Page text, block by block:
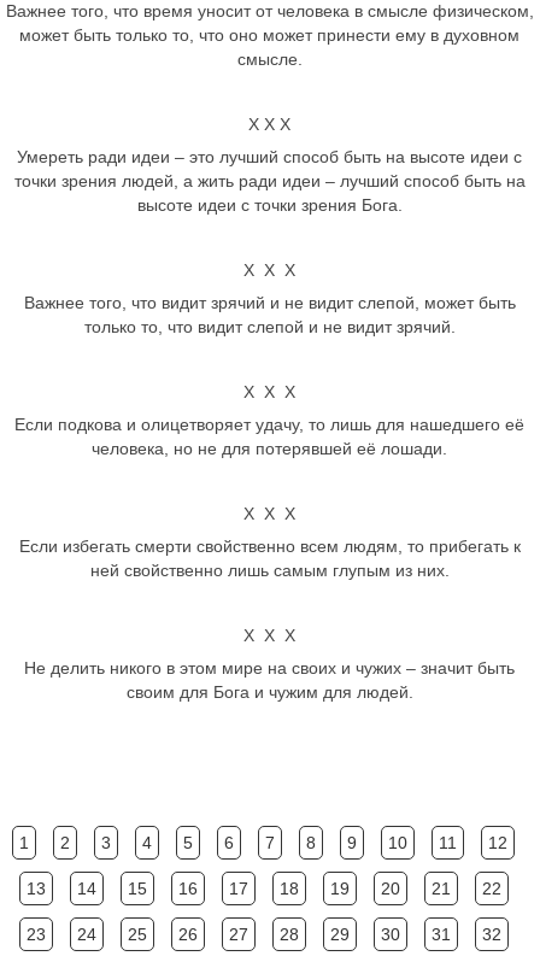
Важнее того, что время уносит от человека в смысле физическом,
может быть только то, что оно может принести ему в духовном
смысле.
Х Х Х
Умереть ради идеи – это лучший способ быть на высоте идеи с
точки зрения людей, а жить ради идеи – лучший способ быть на
высоте идеи с точки зрения Бога.
Х Х Х
Важнее того, что видит зрячий и не видит слепой, может быть
только то, что видит слепой и не видит зрячий.
Х Х Х
Если подкова и олицетворяет удачу, то лишь для нашедшего её
человека, но не для потерявшей её лошади.
Х Х Х
Если избегать смерти свойственно всем людям, то прибегать к
ней свойственно лишь самым глупым из них.
Х Х Х
Не делить никого в этом мире на своих и чужих – значит быть
своим для Бога и чужим для людей.
1 2 3 4 5 6 7 8 9 10 11 12
13 14 15 16 17 18 19 20 21 22
23 24 25 26 27 28 29 30 31 32